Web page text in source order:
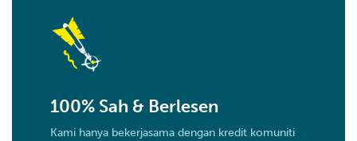
100% Sah & Berlesen
Kami hanya bekerjasama dengan kredit komuniti